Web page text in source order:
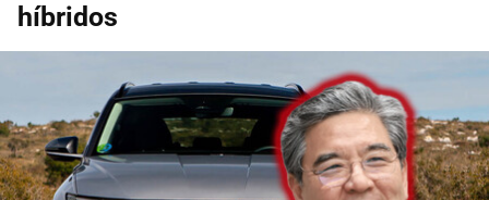
híbridos